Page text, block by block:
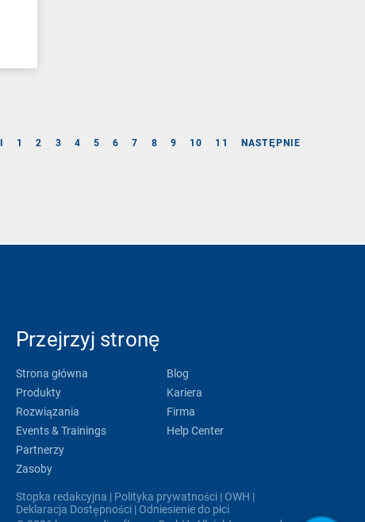
1 2 3 4 5 6 7 8 9 10 11 NASTĘPNIE
Przejrzyj stronę
Strona główna
Produkty
Rozwiązania
Events & Trainings
Partnerzy
Zasoby
Blog
Kariera
Firma
Help Center
Stopka redakcyjna | Polityka prywatności| OWH |
Deklaracja Dostępności| Odniesienie do płci